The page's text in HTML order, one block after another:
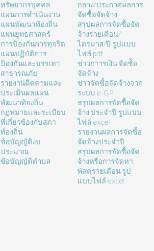
ทรัพยากรบุคคล
แผนการดำเนินงาน
แผนพัฒนาท้องถิ่น
แผนยุทธศาสตร์
การป้องกันการทุจริต
แผนปฏิบัติการ
ป้องกันและบรรเทา
สาธารณภัย
รายงานติดตามและ
ประเมินผลแผน
พัฒนาท้องถิ่น
กฏหมายและระเบียบ
ที่เกี่ยวข้องกับสภา
ท้องถิ่น
ข้อบัญญัติงบ
ประมาณ
ข้อบัญญัติตำบล
กลาง/ประกาศผลการ
จัดซื้อจัดจ้าง
สรุปผลการจัดซื้อจัด
จ้างรายเดือน/
ไตรมาส/ปี รูปแบบ
ไฟล์ pdf
ข่าวกาารเงิน จัดซ์้อ
จัดจ้าง
ข่าวจัดซื้อจัดจ้างจาก
ระบบ e-GP
สรุปผลการจัดซื้อจัด
จ้าง ประจำปี รูปแบบ
ไฟล์ excel
รายงานผลการจัดซื้อ
จัดจ้างประจำปี
สรุปผลการจัดซื้อจัด
จ้างหรือการจัดหา
พัสดุรายเดือน รูป
แบบไฟล์ excel